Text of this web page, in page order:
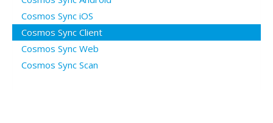
Questions ouvertes
Connexion
Cosmos Sync iOS
Cosmos Sync Client
Cosmos Sync Web
Cosmos Sync Scan